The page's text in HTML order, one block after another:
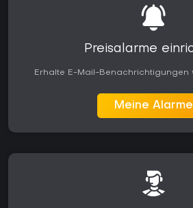
Preisalarme
Erhalte E-Mail-Benachrichtigungen
Meine Alarme